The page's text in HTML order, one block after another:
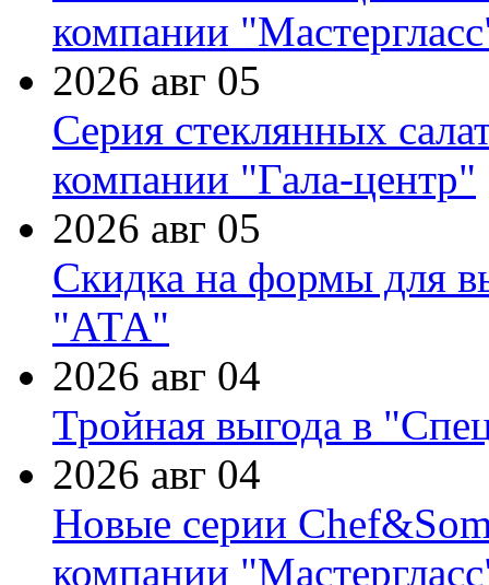
компании
2026 авг 05
Серия стеклянных
компании "Гала-центр"
2026 авг 05
Скидка на формы для
"АТА"
2026 авг 04
Тройная выгода в
2026 авг 04
Новые серии
компании